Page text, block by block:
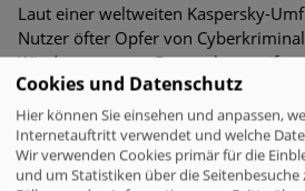
Laut einer weltweiten Kaspersky-
Nutzer öfter Opfer von
Windows nutzen. Dennoch ergreifen
Vorsichtsmaßnahmen.
Cookies und Datenschutz
Hier können Sie einsehen und anpassen,
Internetauftritt verwendet und welche
Wir verwenden Cookies primär für die
und um Statistiken über die Seitenbesuche